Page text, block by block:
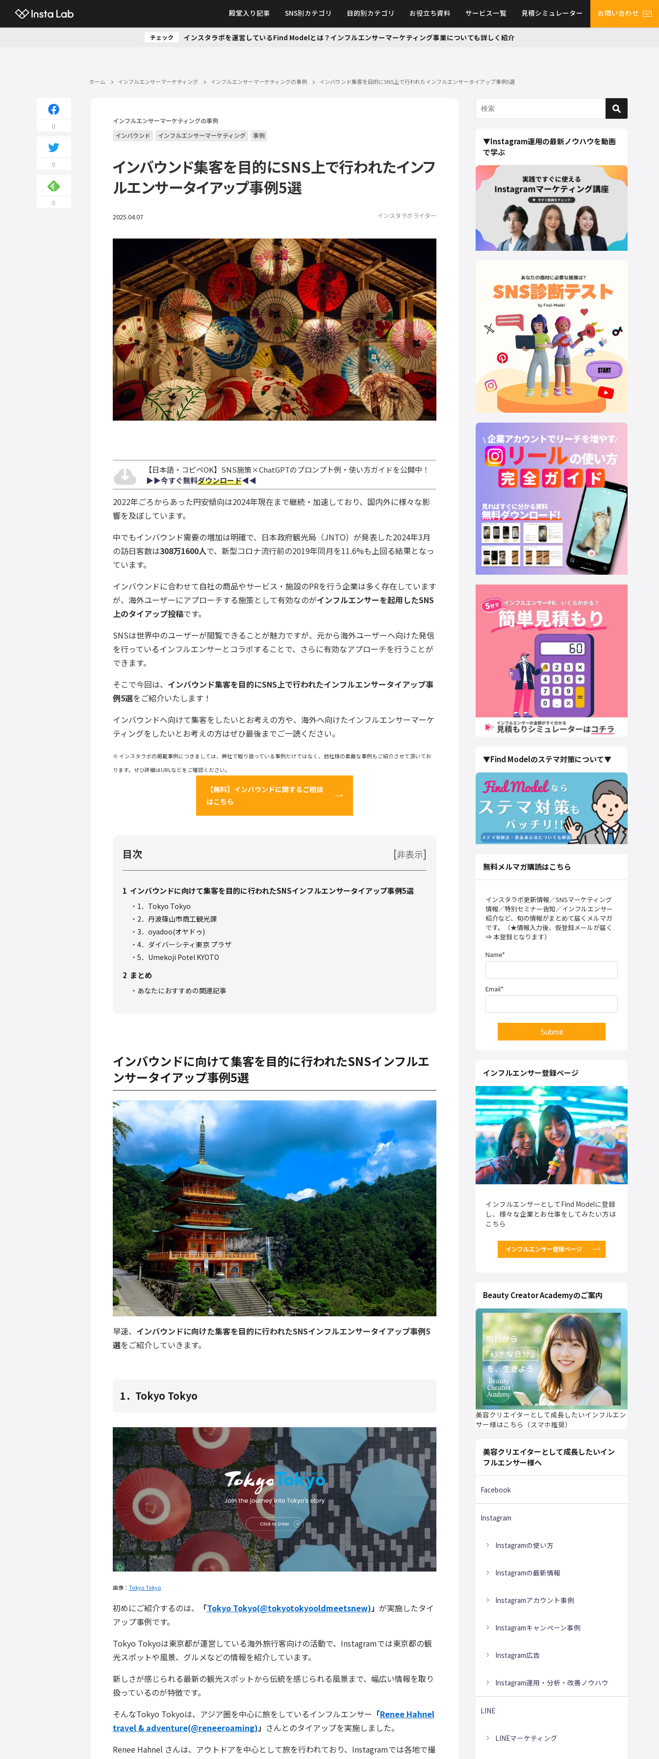
殿堂入り記事 SNS別カテゴリ 目的別カテゴリ お役立ち資料 サービス一覧 見積シミュレーター お問い合わせ
チェック インスタラボを運営しているFind Modelとは？インフルエンサーマーケティング事業についても詳しく紹介
ホーム インフルエンサーマーケティング インフルエンサーマーケティングの事例 インバウンド集客を目的にSNS上で行われたインフルエンサータイアップ事例5選
0
0
0
インフルエンサーマーケティングの事例
インバウンド
インフルエンサーマーケティング 事例
インバウンド集客を目的にSNS上で行われたインフ
ルエンサータイアップ事例5選
2025.04.07 インスタラボライター
【日本語・コピペOK】SNS施策×ChatGPTのプロンプト例・使い方ガイドを公開中！
▶︎▶︎今すぐ無料ダウンロード◀︎◀︎
2022年ごろからあった円安傾向は2024年現在まで継続・加速しており、国内外に様々な影
響を及ぼしています。
中でもインバウンド需要の増加は明確で、日本政府観光局（JNTO）が発表した2024年3月
の訪日客数は308万1600人で、新型コロナ流行前の2019年同月を11.6%も上回る結果となっ
ています。
インバウンドに合わせて自社の商品やサービス・施設のPRを行う企業は多く存在しています
が、海外ユーザーにアプローチする施策として有効なのがインフルエンサーを起用したSNS
上のタイアップ投稿です。
SNSは世界中のユーザーが閲覧できることが魅力ですが、元から海外ユーザーへ向けた発信
を行っているインフルエンサーとコラボすることで、さらに有効なアプローチを行うことが
できます。
そこで今回は、 インバウンド集客を目的にSNS上で行われたインフルエンサータイアップ事
例5選をご紹介いたします！
インバウンドへ向けて集客をしたいとお考えの方や、海外へ向けたインフルエンサーマーケ
ティングをしたいとお考えの方はぜひ最後までご一読ください。
※ インスタラボの掲載事例につきましては、弊社で取り扱っている事例だけではなく、他社様の素敵な事例もご紹介させて頂いてお
ります。ぜひ詳細はURLなどをご確認ください。
【無料】インバウンドに関するご相談
はこちら
目次 [非表示]
1 インバウンドに向けて集客を目的に行われたSNSインフルエンサータイアップ事例5選
1．Tokyo Tokyo
2．丹波篠山市商工観光課
3．oyadoo(オヤドゥ)
4．ダイバーシティ東京 プラザ
5．Umekoji Potel KYOTO
2 まとめ
あなたにおすすめの関連記事
インバウンドに向けて集客を目的に行われたSNSインフルエ
ンサータイアップ事例5選
早速、 インバウンドに向けた集客を目的に行われたSNSインフルエンサータイアップ事例5
選をご紹介していきます。
1．Tokyo Tokyo
画像： Tokyo Tokyo
初めにご紹介するのは、 「Tokyo Tokyo(@tokyotokyooldmeetsnew)」 が実施したタイ
アップ事例です。
Tokyo Tokyoは東京都が運営している海外旅行客向けの活動で、Instagramでは東京都の観
光スポットや風景、グルメなどの情報を紹介しています。
新しさが感じられる最新の観光スポットから伝統を感じられる風景まで、幅広い情報を取り
扱っているのが特徴です。
そんなTokyo Tokyoは、アジア圏を中心に旅をしているインフルエンサー 「Renee Hahnel
travel & adventure(@reneeroaming)」 さんとのタイアップを実施しました。
Renee Hahnel さんは、アウトドアを中心として旅を行われており、Instagramでは各地で撮
▼Instagram運用の最新ノウハウを動画
で学ぶ
▼Find Modelのステマ対策について▼
無料メルマガ購読はこちら
インスタラボ更新情報／SNSマーケティング
情報／特別セミナー告知／インフルエンサー
紹介など、旬の情報がまとめて届くメルマガ
です。（★情報入力後、仮登録メールが届く
⇒ 本登録となります）
Name*
Email*
インフルエンサー登録ページ
インフルエンサーとしてFind Modelに登録
し、様々な企業とお仕事をしてみたい方は
こちら
インフルエンサー登録ページ
Beauty Creator Academyのご案内
美容クリエイターとして成長したいインフルエン
サー様はこちら（スマホ推奨）
美容クリエイターとして成長したいイン
フルエンサー様へ
Facebook
Instagram
Instagramの使い方
Instagramの最新情報
Instagramアカウント事例
Instagramキャンペーン事例
Instagram広告
Instagram運用・分析・改善ノウハウ
LINE
LINEマーケティング